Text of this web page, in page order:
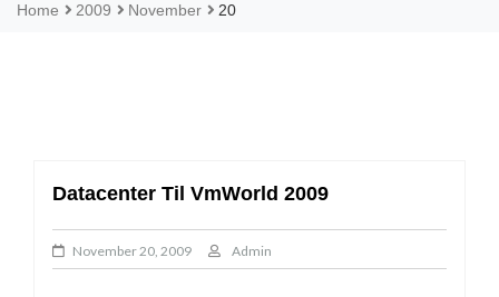
Home 2009 November 20
Datacenter Til VmWorld 2009
November 20, 2009 Admin